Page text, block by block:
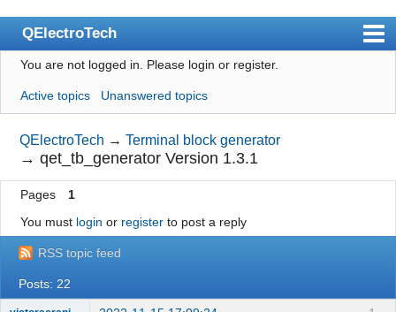
QElectroTech
Index
User list
Search
Register
Login
Site officiel
Wiki
BugTracker
You are not logged in. Please login or register.
Active topics Unanswered topics
QElectroTech →Terminal block generator
→qet_tb_generator Version 1.3.1
Pages
1
You must login or registerto post a reply
RSS topic feed
Posts: 22